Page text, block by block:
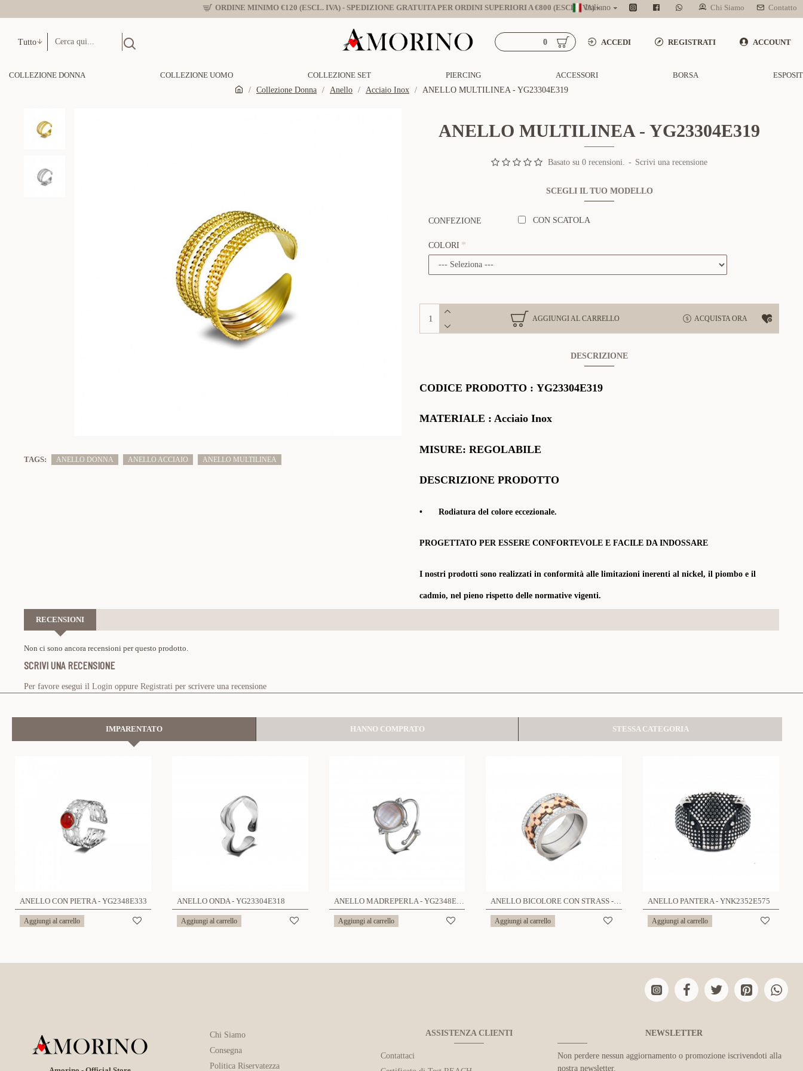
ORDINE MINIMO €120 (ESCL. IVA) - SPEDIZIONE GRATUITA PER ORDINI SUPERIORI A €800 (ESCL. IVA)Italiano Chi Siamo Contatto
Tutto ACCEDI REGISTRATI ACCOUNT
0
COLLEZIONE DONNA COLLEZIONE UOMO COLLEZIONE SET PIERCING ACCESSORI BORSA
Collezione Donna
Anello Acciaio Inox ANELLO MULTILINEA - YG23304E319
TAGS: ANELLO DONNA ANELLO ACCIAIO ANELLO MULTILINEA
ANELLO MULTILINEA - YG23304E319
Basato su 0 recensioni. - Scrivi una recensione
SCEGLI IL TUO MODELLO
CONFEZIONE CON SCATOLA
COLORI
AGGIUNGI AL CARRELLO ACQUISTA ORA
DESCRIZIONE
CODICE PRODOTTO : YG23304E319
MATERIALE : Acciaio Inox
MISURE: REGOLABILE
DESCRIZIONE PRODOTTO
• Rodiatura del colore eccezionale.
PROGETTATO PER ESSERE CONFORTEVOLE E FACILE DA INDOSSARE
I nostri prodotti sono realizzati in conformità alle limitazioni inerenti al nickel, il piombo e il
cadmio, nel pieno rispetto delle normative vigenti.
RECENSIONI
Non ci sono ancora recensioni per questo prodotto.
SCRIVI UNA RECENSIONE
Per favore esegui il Login oppure Registrati per scrivere una recensione
IMPARENTATO HANNO COMPRATO STESSA CATEGORIA
ANELLO CON PIETRA - YG2348E333
Aggiungi al carrello
ANELLO ONDA - YG23304E318
Aggiungi al carrello
ANELLO MADREPERLA - YG2348E313
Aggiungi al carrello
ANELLO BICOLORE CON STRASS - ALE193976A69
Aggiungi al carrello
ANELLO PANTERA - YNK2352E575
Aggiungi al carrello
Chi Siamo
Consegna
Politica Riservatezza
ASSISTENZA CLIENTI
Contattaci
NEWSLETTER
Non perdere nessun aggiornamento o promozione iscrivendoti alla
nostra newsletter.